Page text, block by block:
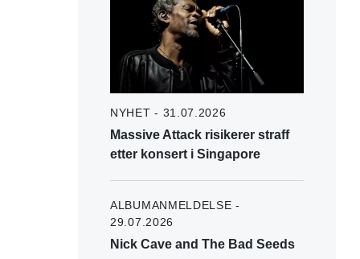
NYHET - 31.07.2026
Massive Attack risikerer straff
etter konsert i Singapore
ALBUMANMELDELSE -
29.07.2026
Nick Cave and The Bad Seeds